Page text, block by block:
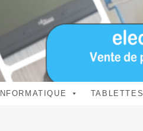
INFORMATIQUE TABLETTES